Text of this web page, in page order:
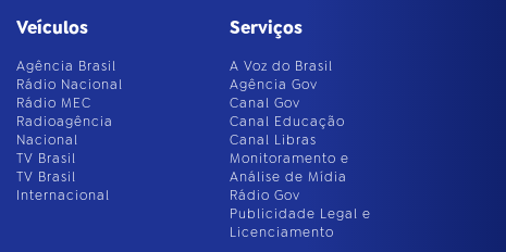
Veículos
Agência Brasil
Rádio Nacional
Rádio MEC
Radioagência
Nacional
TV Brasil
TV Brasil
Internacional
Serviços
A Voz do Brasil
Agência Gov
Canal Gov
Canal Educação
Canal Libras
Monitoramento e
Análise de Mídia
Rádio Gov
Publicidade Legal e
Licenciamento